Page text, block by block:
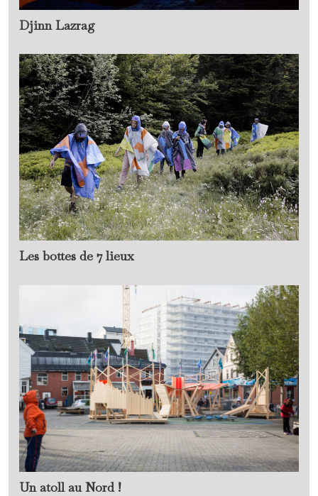
Djinn Lazrag
Les bottes de 7 lieux
Un atoll au Nord !